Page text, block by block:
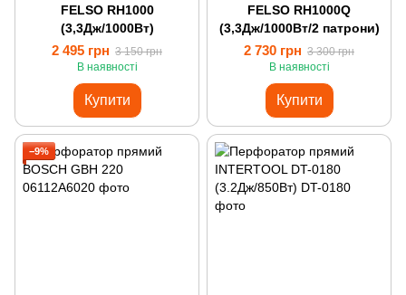
FELSO RH1000
(3,3Дж/1000Вт)
2 495 грн 3 150 грн
В наявності
Купити
FELSO RH1000Q
(3,3Дж/1000Вт/2 патрони)
2 730 грн 3 300 грн
В наявності
Купити
−9%